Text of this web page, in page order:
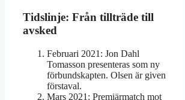
Tidslinje: Från tillträde till
avsked
Februari 2021: Jon Dahl
Tomasson presenteras som ny
förbundskapten. Olsen är given
förstaval.
Mars 2021: Premiärmatch mot